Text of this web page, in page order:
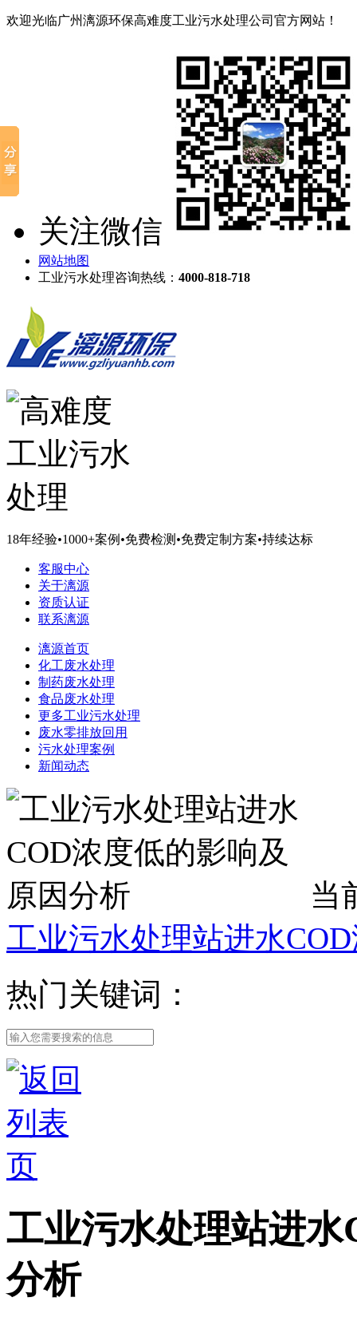
欢迎光临广州漓源环保高难度工业污水处理公司官方网站！
关注微信
网站地图
工业污水处理咨询热线： 4000-818-718
18年经验•1000+案例 •免费检测 •免费定制方案•持续达标
客服中心
关于漓源
资质认证
联系漓源
漓源首页
化工废水处理
制药废水处理
食品废水处理
更多工业污水处理
废水零排放回用
污水处理案例
新闻动态
当
工业污水处理站进水
热门关键词：
工业污水处理站进
分析